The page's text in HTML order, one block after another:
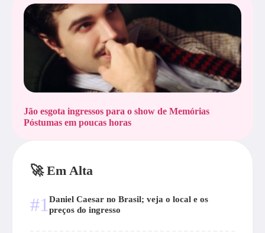
Jão esgota ingressos para o show de Memórias
Póstumas em poucas horas
🚀 Em Alta
#1 Daniel Caesar no Brasil; veja o local e os
preços do ingresso